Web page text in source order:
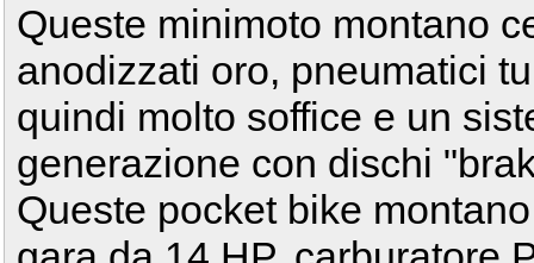
Queste minimoto montano
anodizzati oro, pneumatici
quindi molto soffice e un
generazione con dischi
Queste pocket bike